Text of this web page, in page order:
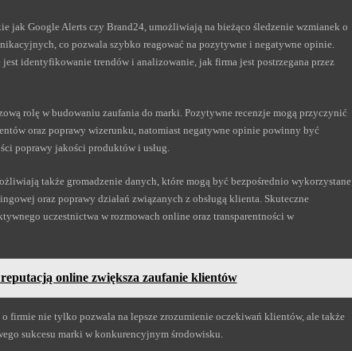
jak Google Alerts czy Brand24, umożliwiają na bieżąco śledzenie wzmianek o
co pozwala szybko reagować na pozytywne i negatywne opinie.
identyfikowanie trendów i analizowanie, jak firma jest postrzegana przez
rolę w budowaniu zaufania do marki. Pozytywne recenzje mogą przyczynić
oraz poprawy wizerunku, natomiast negatywne opinie powinny być
poprawy jakości produktów i usług.
także gromadzenie danych, które mogą być bezpośrednio wykorzystane
oraz poprawy działań związanych z obsługą klienta. Skuteczne
uczestnictwa w rozmowach online oraz transparentności w
online zwiększa zaufanie klientów
firmie nie tylko pozwala na lepsze zrozumienie oczekiwań klientów, ale także
sukcesu marki w konkurencyjnym środowisku.